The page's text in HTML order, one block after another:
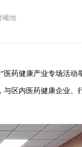
曦地
药健康产业专场活动
与区内医药健康企业、